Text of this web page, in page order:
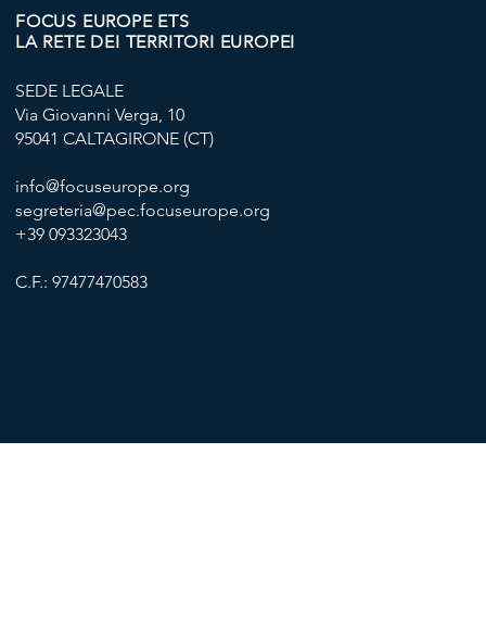
FOCUS EUROPE ETS
LA RETE DEI TERRITORI EUROPEI
SEDE LEGALE
Via Giovanni Verga, 10
95041 CALTAGIRONE (CT)
info@focuseurope.org
segreteria@pec.focuseurope.org
+39 093323043
C.F.: 97477470583